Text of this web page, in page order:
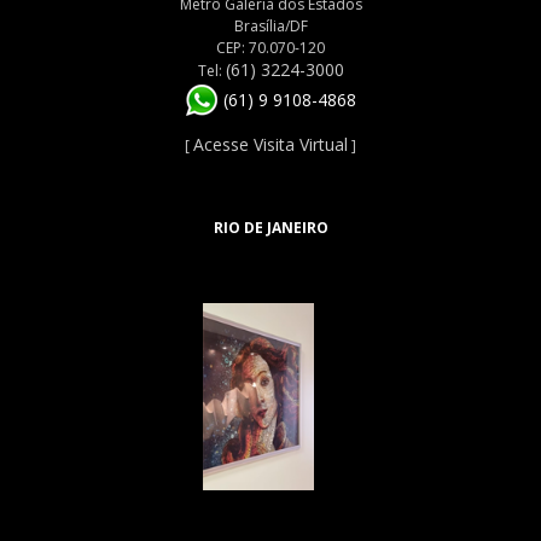
Brasília/DF
CEP: 70.070-120
Tel: (61) 3224-3000
(61) 9 9108-4868
[Acesse Visita Virtual ]
RIO DE JANEIRO